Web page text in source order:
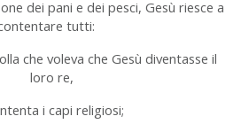
dei pani e dei pesci, Gesù riesce a
tutti:
che voleva che Gesù diventasse il
loro re,
i capi religiosi;